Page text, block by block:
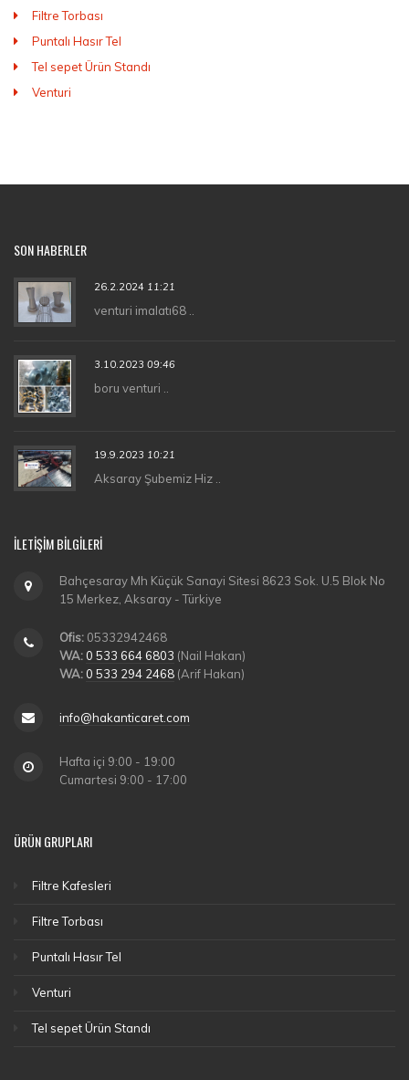
Filtre Torbası
Puntalı Hasır Tel
Tel sepet Ürün Standı
Venturi
SON HABERLER
26.2.2024 11:21
venturi imalatı68 ..
3.10.2023 09:46
boru venturi ..
19.9.2023 10:21
Aksaray Şubemiz Hiz ..
İLETIŞIM BILGILERI
Bahçesaray Mh Küçük Sanayi Sitesi 8623 Sok. U.5 Blok No
15 Merkez, Aksaray - Türkiye
Ofis: 05332942468
WA: 0 533 664 6803 (Nail Hakan)
WA: 0 533 294 2468 (Arif Hakan)
info@hakanticaret.com
Hafta içi 9:00 - 19:00
Cumartesi 9:00 - 17:00
ÜRÜN GRUPLARI
Filtre Kafesleri
Filtre Torbası
Puntalı Hasır Tel
Venturi
Tel sepet Ürün Standı